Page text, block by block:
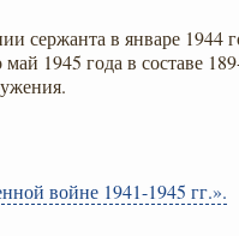
сержанта в январе 1944
1945 года в составе
войне 1941-1945 гг.».